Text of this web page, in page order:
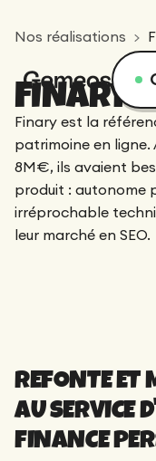
menu
Services
Réalisations
Ressources
Services
Design
Logotype
Web
Product
Webflow
Audit
CRO/
Tracking
Ressources
Blog
Nos réalisations
FINARY
Finary est la
patrimoine en ligne.
8M€, ils avaient
produit : autonome
irréprochable
leur marché en SEO.
REFONTE ET
AU SERVICE
FINANCE